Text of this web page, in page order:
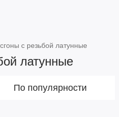
с резьбой латунные
латунные
По популярности